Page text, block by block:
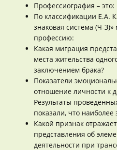
Профессиография – это:
По классификации Е.А.
знаковая система (Ч-
профессию:
Какая миграция
места жительства
заключением брака?
Показатели
отношение личности к
Результаты
показали, что
Какой признак
представления об
деятельности при